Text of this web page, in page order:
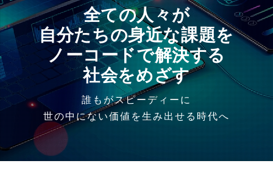
全ての人々が
自分たちの身近な課題を
ノーコードで解決する
社会をめざす
誰もがスピーディーに
世の中にない価値を生み出せる時代へ